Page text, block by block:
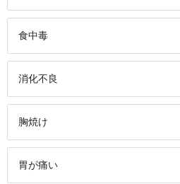
食中毒
消化不良
胸焼け
胃が痛い